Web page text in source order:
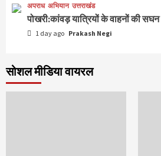
अपराध अभियान उत्तराखंड
पोखरी:कांवड़ यात्रियों के वाहनों की
1 day ago Prakash Negi
सोशल मीडिया वायरल